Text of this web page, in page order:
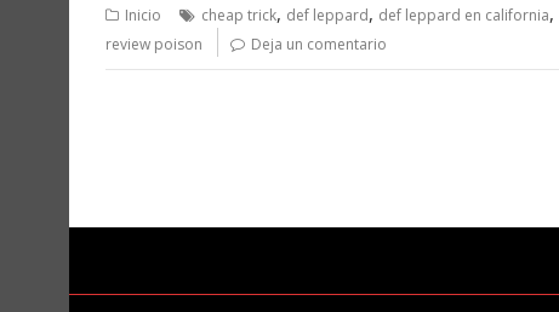
Inicio cheap trick, def leppard, def leppard en california,
review poison Deja un comentario